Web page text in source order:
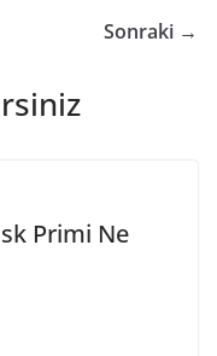
Sonraki →
Primi Ne